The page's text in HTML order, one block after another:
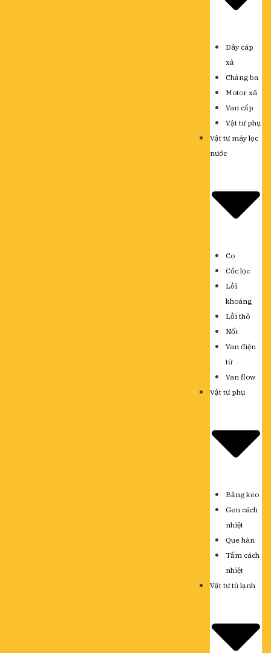
Dây cáp
xả
Chảng ba
Motor xã
Van cấp
Vật tư phụ
Vật tư máy lọc
nước
Co
Cốc lọc
Lỗi
khoáng
Lỗi thô
Nối
Van điện
từ
Van flow
Vật tư phụ
Băng keo
Gen cách
nhiệt
Que hàn
Tấm cách
nhiệt
Vật tư tủ lạnh